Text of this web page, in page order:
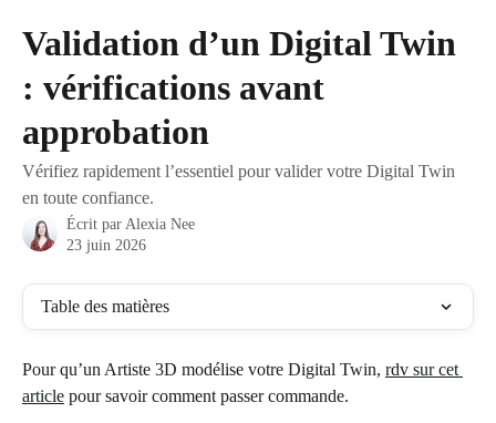
Validation d’un Digital Twin
: vérifications avant
approbation
Vérifiez rapidement l’essentiel pour valider votre Digital Twin
en toute confiance.
Écrit par Alexia Nee
23 juin 2026
Table des matières
Pour qu’un Artiste 3D modélise votre Digital Twin, rdv sur cet
article pour savoir comment passer commande.